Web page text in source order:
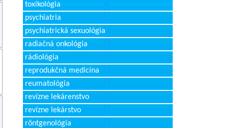
toxikológia
psychiatria
psychiatrická sexuológia
radiačná onkológia
rádiológia
reprodukčná medicína
reumatológia
revízne lekárenstvo
revízne lekárstvo
röntgenológia